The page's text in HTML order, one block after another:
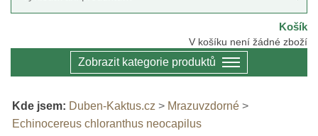
Košík
V košíku není žádné zboží
Zobrazit kategorie produktů
Kde jsem: Duben-Kaktus.cz > Mrazuvzdorné >
Echinocereus chloranthus neocapilus